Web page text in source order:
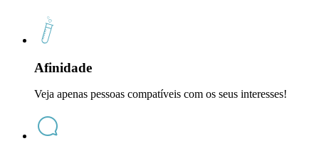
Afinidade
Veja apenas pessoas compatíveis com os seus interesses!